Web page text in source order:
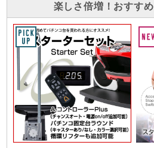
楽しさ倍増！おすす